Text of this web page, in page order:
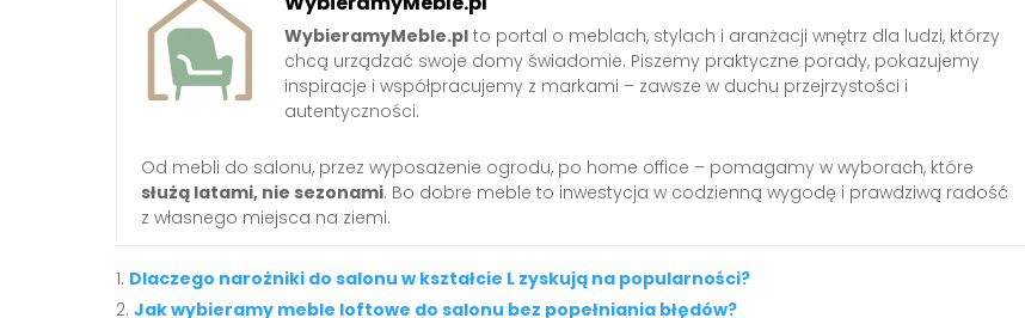
WybieramyMeble.pl to portal o meblach, stylach i aranżacji wnętrz dla ludzi, którzy
chcą urządzać swoje domy świadomie. Piszemy praktyczne porady, pokazujemy
inspiracje i współpracujemy z markami – zawsze w duchu przejrzystości i
autentyczności.
Od mebli do salonu, przez wyposażenie ogrodu, po home office – pomagamy w wyborach, które
służą latami, nie sezonami. Bo dobre meble to inwestycja w codzienną wygodę i prawdziwą radość
z własnego miejsca na ziemi.
Dlaczego narożniki do salonu w kształcie L zyskują na popularności?
Jak wybieramy meble loftowe do salonu bez popełniania błędów?